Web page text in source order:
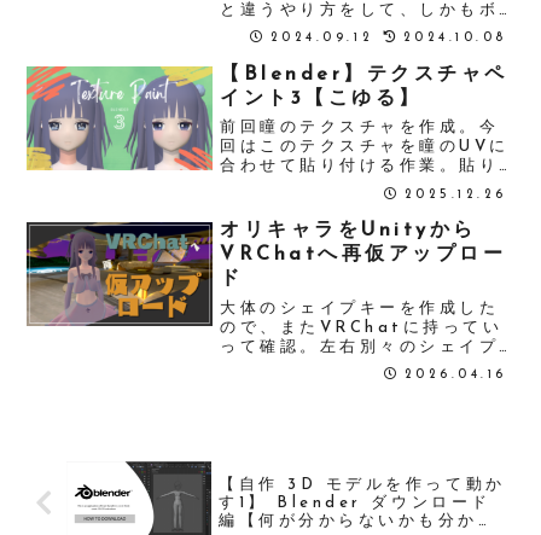
と違うやり方をして、しかもボ
ーンとウェイト設定後、モーシ
ボーンの動きがおかしいなと思
ったことがありました。その時
にすぐ確認をしていればこんな
ことにはっ！しか...
2024.09.12 2024.10.08
【Blender】テクスチャペ
イント3【こゆる】
前回瞳のテクスチャを作成。今
回はこのテクスチャを瞳のUVに
合わせて貼り付ける作業。貼り
付け方は下記のお二方の動画を
んのX@mmcganimeticさんの
YouTube新規で目のテクスチャ
を追加Textur...
2025.12.26
オリキャラをUnityから
VRChatへ再仮アップロー
ド
大体のシェイプキーを作成した
ので、またVRChatに持ってい
って確認。左右別々のシェイプ
キーはまた後で作成。以前も行
2026.04.16
【自作 3D モデルを作って動か
す1】 Blender ダウンロード
編【何が分からないかも分から